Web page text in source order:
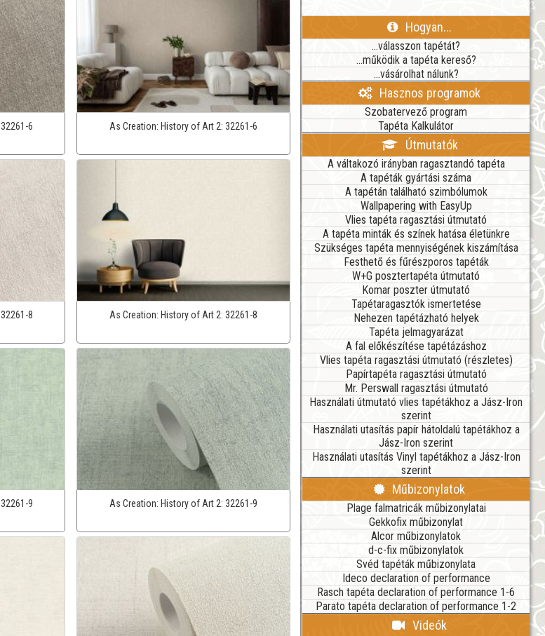
32261-6 As Creation: History of Art 2:32261-6
32261-8 As Creation: History of Art 2:32261-8
32261-9 As Creation: History of Art 2:32261-9
Hogyan...
...válasszon tapétát?
...működik a tapéta kereső?
...vásárolhat nálunk?
Hasznos programok
Szobatervező program
Tapéta Kalkulátor
Útmutatók
A váltakozó irányban ragasztandó tapéta
A tapéták gyártási száma
A tapétán található szimbólumok
Wallpapering with EasyUp
Vlies tapéta ragasztási útmutató
A tapéta minták és színek hatása életünkre
Szükséges tapéta mennyiségének kiszámítása
Festhető és fűrészporos tapéták
W+G posztertapéta útmutató
Komar poszter útmutató
Tapétaragasztók ismertetése
Nehezen tapétázható helyek
Tapéta jelmagyarázat
A fal előkészítése tapétázáshoz
Vlies tapéta ragasztási útmutató (részletes)
Papírtapéta ragasztási útmutató
Mr. Perswall ragasztási útmutató
Használati útmutató vlies tapétákhoz a Jász-Iron
szerint
Használati utasítás papír hátoldalú tapétákhoz a
Jász-Iron szerint
Használati utasítás Vinyl tapétákhoz a Jász-Iron
szerint
Műbizonylatok
Plage falmatricák műbizonylatai
Gekkofix műbizonylat
Alcor műbizonylatok
d-c-fix műbizonylatok
Svéd tapéták műbizonylata
Ideco declaration of performance
Rasch tapéta declaration of performance 1-6
Parato tapéta declaration of performance 1-2
Videók